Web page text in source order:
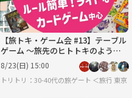
【旅トキ・ゲーム会 #13】テーブル
ゲーム 〜旅先のヒトトキのように
みんなでまったりカードゲーム・ボ
ドゲ〜
8/23(日) 15:00
トリトリ：30-40代の旅ゲート ＜旅行・世
東京